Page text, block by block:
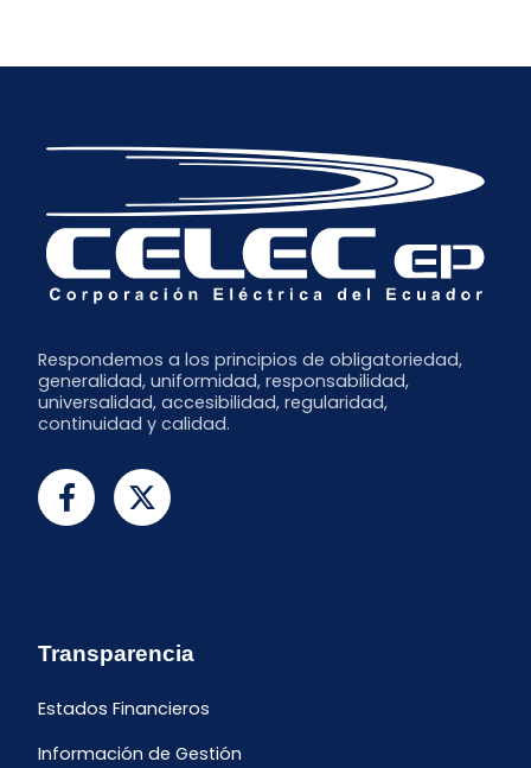
Respondemos a los principios de obligatoriedad,
generalidad, uniformidad, responsabilidad,
universalidad, accesibilidad, regularidad,
continuidad y calidad.
Transparencia
Estados Financieros
Información de Gestión